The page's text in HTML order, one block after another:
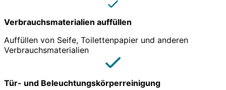
Verbrauchsmaterialien auffüllen
Auffüllen von Seife, Toilettenpapier und anderen
Verbrauchsmaterialien
Tür- und Beleuchtungskörperreinigung